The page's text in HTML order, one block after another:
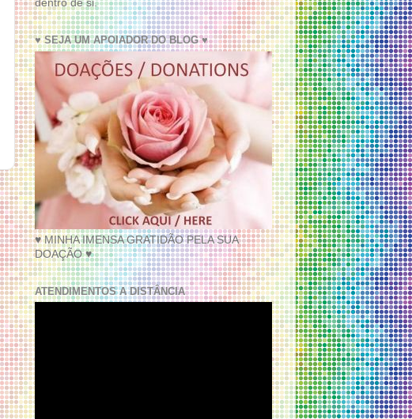
dentro de si.
♥ SEJA UM APOIADOR DO BLOG ♥
♥ MINHA IMENSA GRATIDÃO PELA SUA
DOAÇÃO ♥
ATENDIMENTOS A DISTÂNCIA